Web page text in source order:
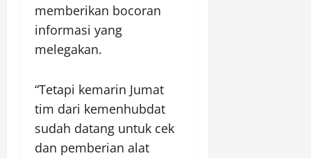
memberikan bocoran
informasi yang
melegakan.
“Tetapi kemarin Jumat
tim dari kemenhubdat
sudah datang untuk cek
dan pemberian alat